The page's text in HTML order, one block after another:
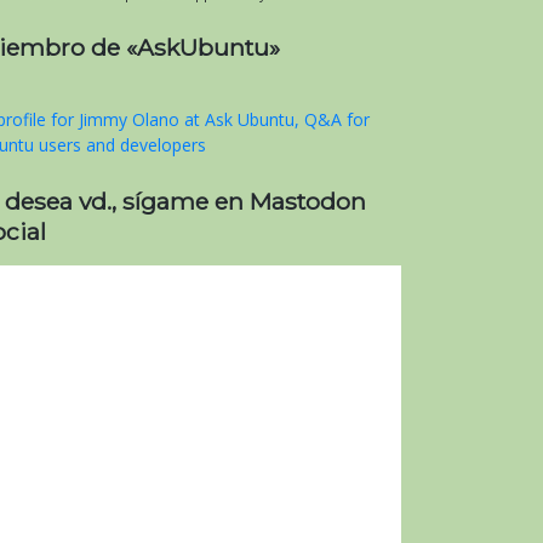
de «AskUbuntu»
desea vd., sígame en Mastodon